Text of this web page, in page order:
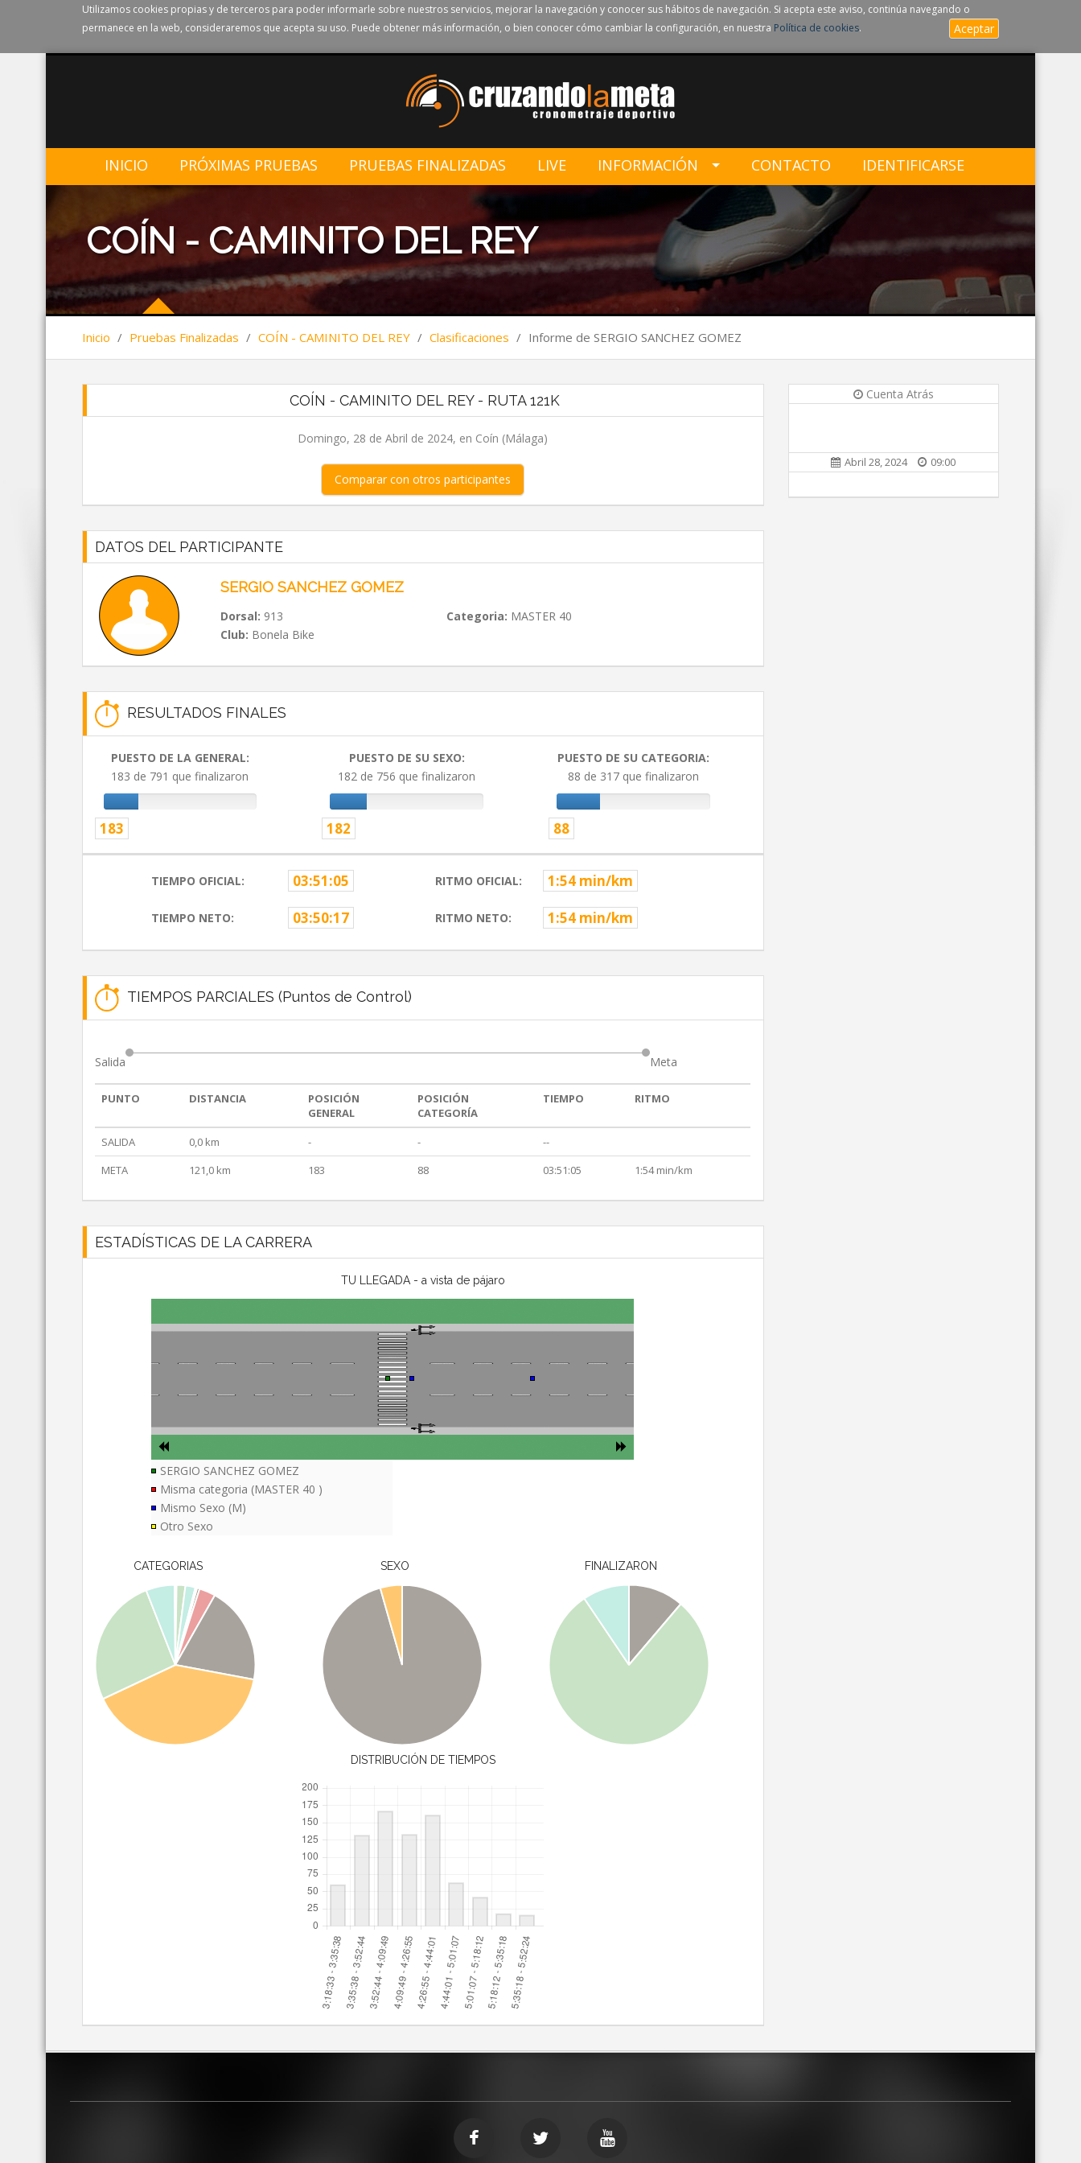
Utilizamos cookies propias y de terceros para poder informarle sobre nuestros servicios, mejorar la navegación y conocer sus hábitos de navegación. Si acepta este aviso, continúa navegando o
permanece en la web, consideraremos que acepta su uso. Puede obtener más información, o bien conocer cómo cambiar la configuración, en nuestra Política de cookies. Aceptar
INICIO PRÓXIMAS PRUEBAS PRUEBAS FINALIZADAS LIVE INFORMACIÓN CONTACTO IDENTIFICARSE
COÍN - CAMINITO DEL REY
Inicio / Pruebas Finalizadas / COÍN - CAMINITO DEL REY / Clasificaciones / Informe de SERGIO SANCHEZ GOMEZ
COÍN - CAMINITO DEL REY - RUTA 121K
Domingo, 28 de Abril de 2024, en Coín (Málaga)
Comparar con otros participantes
DATOS DEL PARTICIPANTE
SERGIO SANCHEZ GOMEZ
Dorsal: 913 Categoria: MASTER 40
Club: Bonela Bike
RESULTADOS FINALES
PUESTO DE LA GENERAL:
183 de 791 que finalizaron
183
PUESTO DE SU SEXO:
182 de 756 que finalizaron
182
PUESTO DE SU CATEGORIA:
88 de 317 que finalizaron
88
TIEMPO OFICIAL: 03:51:05 RITMO OFICIAL: 1:54 min/km
TIEMPO NETO: 03:50:17 RITMO NETO: 1:54 min/km
TIEMPOS PARCIALES (Puntos de Control)
Salida Meta
PUNTO DISTANCIA
POSICIÓN
GENERAL
POSICIÓN
CATEGORÍA
TIEMPO RITMO
SALIDA 0,0 km - -
--
META
121,0 km 183 88 03:51:05 1:54 min/km
ESTADÍSTICAS DE LA CARRERA
TU LLEGADA - a vista de pájaro
SERGIO SANCHEZ GOMEZ
Misma categoria (MASTER 40 )
Mismo Sexo (M)
Otro Sexo
CATEGORIAS SEXO FINALIZARON
DISTRIBUCIÓN DE TIEMPOS
Cuenta Atrás
Abril 28, 2024 09:00